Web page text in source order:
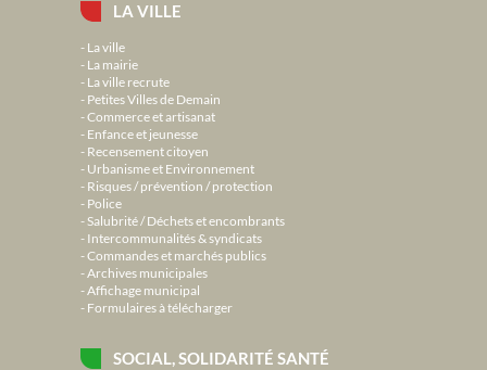
LA VILLE
La ville
La mairie
La ville recrute
Petites Villes de Demain
Commerce et artisanat
Enfance et jeunesse
Recensement citoyen
Urbanisme et Environnement
Risques / prévention / protection
Police
Salubrité / Déchets et encombrants
Intercommunalités & syndicats
Commandes et marchés publics
Archives municipales
Affichage municipal
Formulaires à télécharger
SOCIAL, SOLIDARITÉ SANTÉ